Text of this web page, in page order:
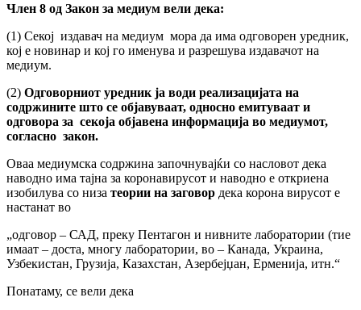
Член 8 од Закон за медиум вели дека:
(1) Секој издавач на медиум мора да има одговорен уредник,
кој е новинар и кој го именува и разрешува издавачот на
медиум.
(2) Одговорниот уредник ја води реализацијата на
содржините што се објавуваат, односно емитуваат и
одговора за секоја објавена информација во медиумот,
согласно закон.
Оваа медиумска содржина започнувајќи со насловот дека
наводно има тајна за коронавирусот и наводно е откриена
изобилува со низа теории на заговор дека корона вирусот е
настанат во
„одговор – САД, преку Пентагон и нивните лаборатории (тие
имаат – доста, многу лаборатории, во – Канада, Украина,
Узбекистан, Грузија, Казахстан, Азербејџан, Ерменија, итн.“
Понатаму, се вели дека